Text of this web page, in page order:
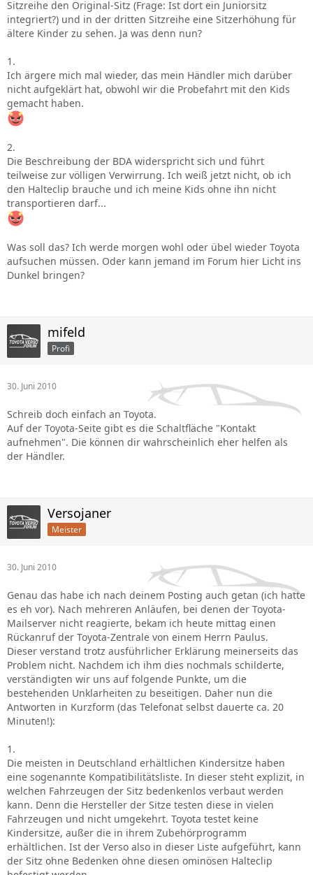
Sitzreihe den Original-Sitz (Frage: Ist dort ein Juniorsitz
integriert?) und in der dritten Sitzreihe eine Sitzerhöhung für
ältere Kinder zu sehen. Ja was denn nun?
1.
Ich ärgere mich mal wieder, das mein Händler mich darüber
nicht aufgeklärt hat, obwohl wir die Probefahrt mit den Kids
gemacht haben.
2.
Die Beschreibung der BDA widerspricht sich und führt
teilweise zur völligen Verwirrung. Ich weiß jetzt nicht, ob ich
den Halteclip brauche und ich meine Kids ohne ihn nicht
transportieren darf...
Was soll das? Ich werde morgen wohl oder übel wieder Toyota
aufsuchen müssen. Oder kann jemand im Forum hier Licht ins
Dunkel bringen?
mifeld
Profi
30. Juni 2010
Schreib doch einfach an Toyota.
Auf der Toyota-Seite gibt es die Schaltfläche "Kontakt
aufnehmen". Die können dir wahrscheinlich eher helfen als
der Händler.
Versojaner
Meister
30. Juni 2010
Genau das habe ich nach deinem Posting auch getan (ich hatte
es eh vor). Nach mehreren Anläufen, bei denen der Toyota-
Mailserver nicht reagierte, bekam ich heute mittag einen
Rückanruf der Toyota-Zentrale von einem Herrn Paulus.
Dieser verstand trotz ausführlicher Erklärung meinerseits das
Problem nicht. Nachdem ich ihm dies nochmals schilderte,
verständigten wir uns auf folgende Punkte, um die
bestehenden Unklarheiten zu beseitigen. Daher nun die
Antworten in Kurzform (das Telefonat selbst dauerte ca. 20
Minuten!):
1.
Die meisten in Deutschland erhältlichen Kindersitze haben
eine sogenannte Kompatibilitätsliste. In dieser steht explizit, in
welchen Fahrzeugen der Sitz bedenkenlos verbaut werden
kann. Denn die Hersteller der Sitze testen diese in vielen
Fahrzeugen und nicht umgekehrt. Toyota testet keine
Kindersitze, außer die in ihrem Zubehörprogramm
erhältlichen. Ist der Verso also in dieser Liste aufgeführt, kann
der Sitz ohne Bedenken ohne diesen ominösen Halteclip